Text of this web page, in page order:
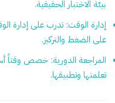
بيئة الاختبار الحقيقية.
إدارة الوقت: تدرب على إدارة
على الضغط والتركيز.
المراجعة الدورية: خصص وقتاً
تعلمتها وتطبيقها.